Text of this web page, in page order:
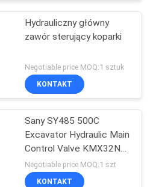
Hydrauliczny główny
zawór sterujący koparki
Negotiable price MOQ:1 sztuk
KONTAKT
Sany SY485 500C
Excavator Hydraulic Main
Control Valve KMX32NA
High Quality
Negotiable price MOQ:1 szt
KONTAKT